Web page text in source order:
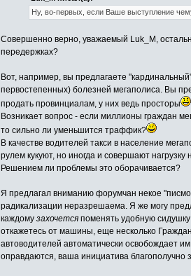
Ну, во-первых, если Ваше выступление
Совершенно верно, уважаемый Luk_M,
передержках?
Вот, например, вы предлагаете
первостепенных) болезней мегаполиса. Вы
продать провинциалам, у них ведь просторы
Возникает вопрос - если миллионы граждан
то сильно ли уменьшится траффик?
В качестве водителей такси в население
рулем кукуют, но иногда и совершают
Решением ли проблемы это оборачивается?
Я предлагал вниманию форумчан некое
радикализации неразрешаема. Я же могу
каждому захочется поменять удобную
откажетесь от машины, еще несколько
автоводителей автоматически освобождает
оправдаются, ваша инициатива благополучно